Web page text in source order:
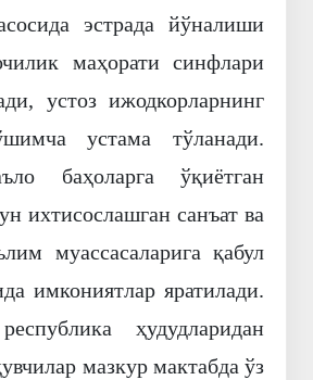
эстрада йўналиши
маҳорати синфлари
устоз ижодкорларнинг
устама тўланади.
баҳоларга ўқиётган
ихтисослашган санъат ва
муассасаларига қабул
имкониятлар яратилади.
ҳудудларидан
мазкур мактабда ўз